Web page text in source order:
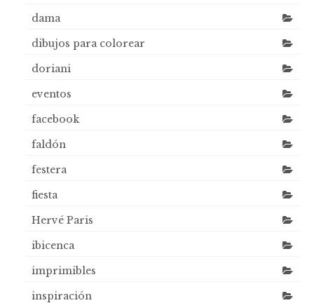
dama
dibujos para colorear
doriani
eventos
facebook
faldón
festera
fiesta
Hervé Paris
ibicenca
imprimibles
inspiración